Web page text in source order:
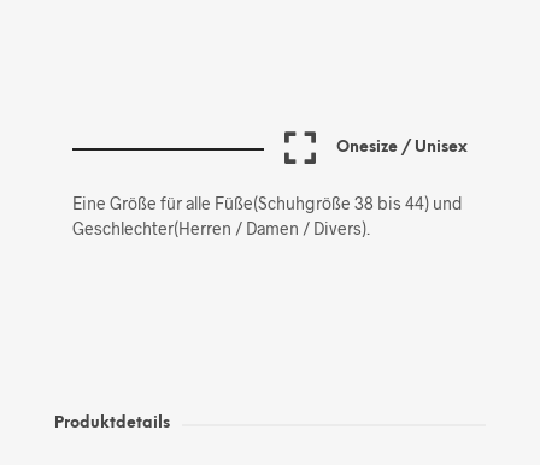
Onesize / Unisex
Eine Größe für alle Füße(Schuhgröße 38 bis 44) und
Geschlechter(Herren / Damen / Divers).
Produktdetails